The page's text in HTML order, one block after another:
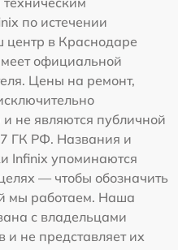
по истечении
центр в Краснодаре
официальной
Цены на ремонт,
не являются публичной
ГК РФ. Названия и
Infinix упоминаются
— чтобы обозначить
мы работаем. Наша
с владельцами
не представляет их